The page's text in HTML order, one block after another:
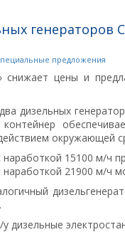
генераторов
предложения
цены и
дизельных
окружающей
наработкой 15100 м/ч
наработкой 21900 м/ч
дизельные